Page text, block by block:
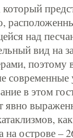
над
вид на
поэтому
современные
в этом
острове –